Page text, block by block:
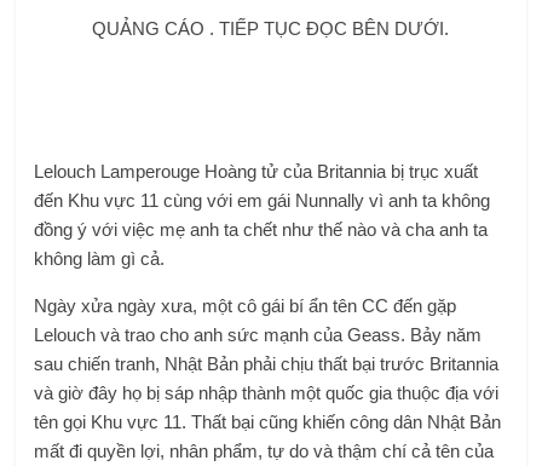
QUẢNG CÁO . TIẾP TỤC ĐỌC BÊN DƯỚI.
Lelouch Lamperouge Hoàng tử của Britannia bị trục xuất
đến Khu vực 11 cùng với em gái Nunnally vì anh ta không
đồng ý với việc mẹ anh ta chết như thế nào và cha anh ta
không làm gì cả.
Ngày xửa ngày xưa, một cô gái bí ẩn tên CC đến gặp
Lelouch và trao cho anh sức mạnh của Geass. Bảy năm
sau chiến tranh, Nhật Bản phải chịu thất bại trước Britannia
và giờ đây họ bị sáp nhập thành một quốc gia thuộc địa với
tên gọi Khu vực 11. Thất bại cũng khiến công dân Nhật Bản
mất đi quyền lợi, nhân phẩm, tự do và thậm chí cả tên của